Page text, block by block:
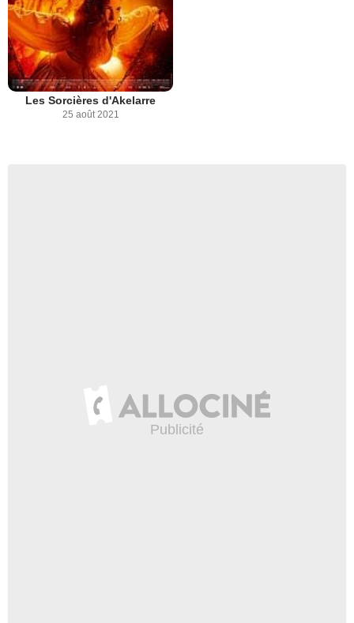
Les Sorcières d'Akelarre
25 août 2021